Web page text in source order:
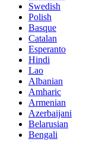
Swedish
Polish
Basque
Catalan
Esperanto
Hindi
Lao
Albanian
Amharic
Armenian
Azerbaijani
Belarusian
Bengali